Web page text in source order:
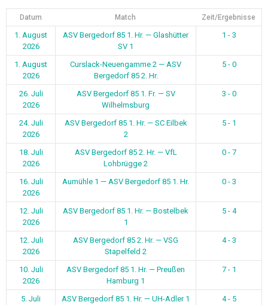
Datum Match Zeit/Ergebnisse
1. August
2026
ASV Bergedorf 85 1. Hr. — Glashütter
SV 1
1 - 3
1. August
2026
Curslack-Neuengamme 2 — ASV
Bergedorf 85 2. Hr.
5 - 0
26. Juli
2026
ASV Bergedorf 85 1. Fr. — SV
Wilhelmsburg
3 - 0
24. Juli
2026
ASV Bergedorf 85 1. Hr. — SC Eilbek
2
5 - 1
18. Juli
2026
ASV Bergedorf 85 2. Hr. — VfL
Lohbrügge 2
0 - 7
16. Juli
2026
Aumühle 1 — ASV Bergedorf 85 1. Hr. 0 - 3
12. Juli
2026
ASV Bergedorf 85 1. Hr. — Bostelbek
1
5 - 4
12. Juli
2026
ASV Bergedorf 85 2. Hr. — VSG
Stapelfeld 2
4 - 3
10. Juli
2026
ASV Bergedorf 85 1. Hr. — Preußen
Hamburg 1
7 - 1
5. Juli
ASV Bergedorf 85 1. Hr. — UH-Adler 1 4 - 5